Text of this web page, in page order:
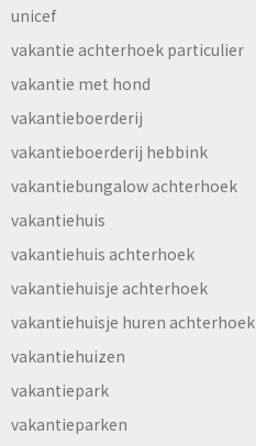
unicef
vakantie achterhoek particulier
vakantie met hond
vakantieboerderij
vakantieboerderij hebbink
vakantiebungalow achterhoek
vakantiehuis
vakantiehuis achterhoek
vakantiehuisje achterhoek
vakantiehuisje huren achterhoek
vakantiehuizen
vakantiepark
vakantieparken